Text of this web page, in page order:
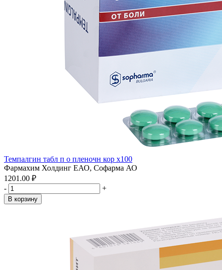
Темпалгин табл п о пленочн кор x100
Фармахим Холдинг ЕАО, Софарма АО
1201.00 ₽
-
+
В корзину